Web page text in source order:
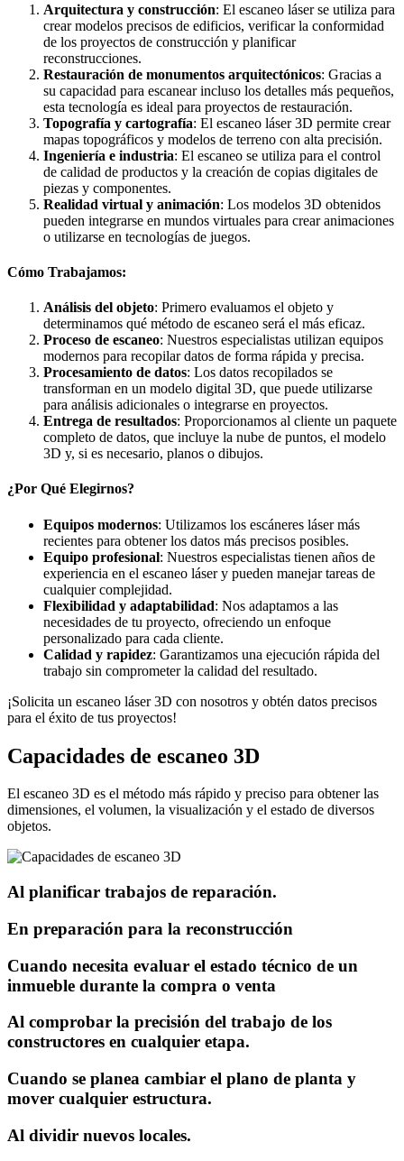
Arquitectura y construcción: El escaneo láser se utiliza para
crear modelos precisos de edificios, verificar la conformidad
de los proyectos de construcción y planificar
reconstrucciones.
Restauración de monumentos arquitectónicos: Gracias a
su capacidad para escanear incluso los detalles más pequeños,
esta tecnología es ideal para proyectos de restauración.
Topografía y cartografía: El escaneo láser 3D permite crear
mapas topográficos y modelos de terreno con alta precisión.
Ingeniería e industria: El escaneo se utiliza para el control
de calidad de productos y la creación de copias digitales de
piezas y componentes.
Realidad virtual y animación: Los modelos 3D obtenidos
pueden integrarse en mundos virtuales para crear animaciones
o utilizarse en tecnologías de juegos.
Cómo Trabajamos:
Análisis del objeto: Primero evaluamos el objeto y
determinamos qué método de escaneo será el más eficaz.
Proceso de escaneo: Nuestros especialistas utilizan equipos
modernos para recopilar datos de forma rápida y precisa.
Procesamiento de datos: Los datos recopilados se
transforman en un modelo digital 3D, que puede utilizarse
para análisis adicionales o integrarse en proyectos.
Entrega de resultados: Proporcionamos al cliente un paquete
completo de datos, que incluye la nube de puntos, el modelo
3D y, si es necesario, planos o dibujos.
¿Por Qué Elegirnos?
Equipos modernos: Utilizamos los escáneres láser más
recientes para obtener los datos más precisos posibles.
Equipo profesional: Nuestros especialistas tienen años de
experiencia en el escaneo láser y pueden manejar tareas de
cualquier complejidad.
Flexibilidad y adaptabilidad: Nos adaptamos a las
necesidades de tu proyecto, ofreciendo un enfoque
personalizado para cada cliente.
Calidad y rapidez: Garantizamos una ejecución rápida del
trabajo sin comprometer la calidad del resultado.
¡Solicita un escaneo láser 3D con nosotros y obtén datos precisos
para el éxito de tus proyectos!
Capacidades de escaneo 3D
El escaneo 3D es el método más rápido y preciso para obtener las
dimensiones, el volumen, la visualización y el estado de diversos
objetos.
Al planificar trabajos de reparación.
En preparación para la reconstrucción
Cuando necesita evaluar el estado técnico de un
inmueble durante la compra o venta
Al comprobar la precisión del trabajo de los
constructores en cualquier etapa.
Cuando se planea cambiar el plano de planta y
mover cualquier estructura.
Al dividir nuevos locales.